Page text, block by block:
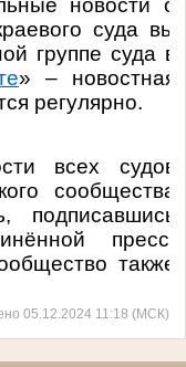
суда вы
группе суда в
» – новостная
регулярно.
всех судов
сообщества
подписавшись
пресс-
также
05.12.2024 11:18 (МСК)